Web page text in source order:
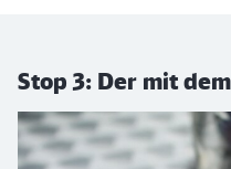
Stop 3: Der mit